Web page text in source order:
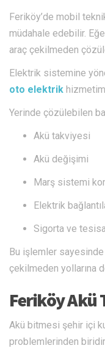
Feriköy’de mobil
müdahale edebilir.
araç çekilmeden
Elektrik sistemine
oto elektrik
Yerinde çözülebilen
Akü takviyesi
Akü değişimi
Marş sistemi
Elektrik
Sigorta ve
Bu işlemler
çekilmeden yollarına
Feriköy Akü
Akü bitmesi şehir içi
problemlerinden